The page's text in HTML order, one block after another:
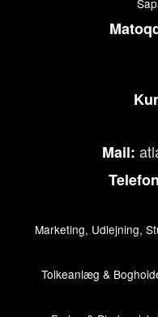
Mail:
Marketing, Udlejning,
Tolkeanlæg &